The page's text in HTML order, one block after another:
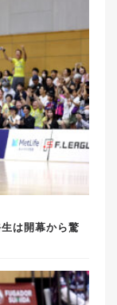
は開幕から驚